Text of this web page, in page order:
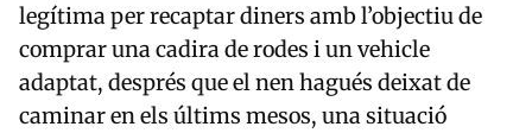
legítima per recaptar diners amb l’objectiu de
comprar una cadira de rodes i un vehicle
adaptat, després que el nen hagués deixat de
caminar en els últims mesos, una situació